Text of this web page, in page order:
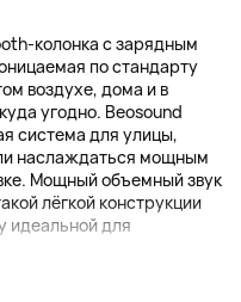
колонка с зарядным
по стандарту
воздухе, дома и в
угодно. Beosound
система для улицы,
наслаждаться мощным
Мощный объемный звук
лёгкой конструкции
идеальной для